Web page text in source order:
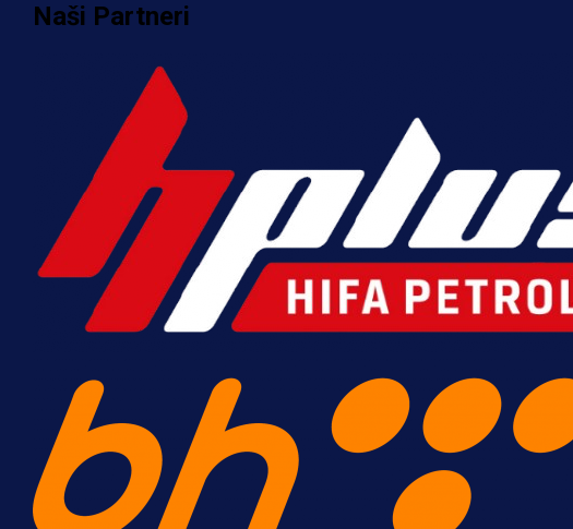
26 min 29 sekunda
Naši Partneri